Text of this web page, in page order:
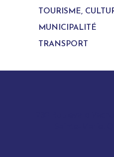
TOURISME,
MUNICIPALITÉ
TRANSPORT